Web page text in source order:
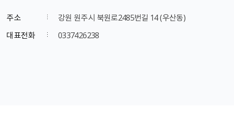
주소
강원 원주시 북원로2485번길 14 (우산동)
대표전화
0337426238